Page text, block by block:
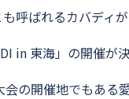
呼ばれるカバディ
in 東海」の開催が
会の開催地でもあ